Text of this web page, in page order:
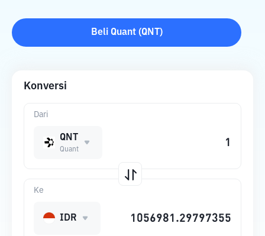
Beli Quant(QNT )
Konversi
Dari
QNT
Quant
Ke
IDR